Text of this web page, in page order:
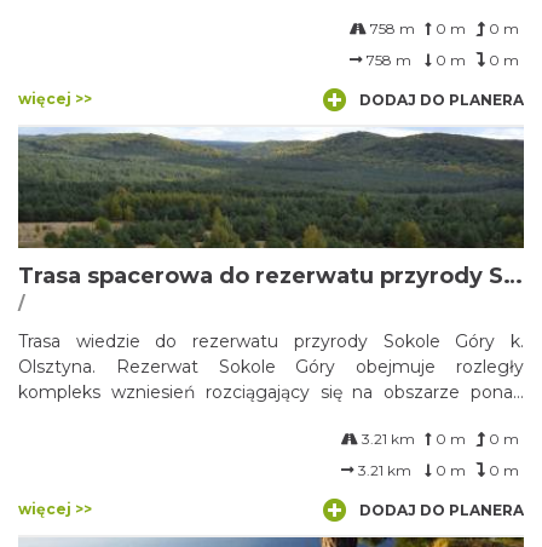
758 m 0 m
0 m
758 m
0 m 0 m
więcej >> DODAJ DO PLANERA
Trasa spacerowa do rezerwatu przyrody Sokole Góry
/
Trasa wiedzie do rezerwatu przyrody Sokole Góry k.
Olsztyna. Rezerwat Sokole Góry obejmuje rozległy
kompleks wzniesień rozciągający się na obszarze ponad
(najwyższe wzniesienie rezerwatu) i Puchacza.
3.21 km 0 m
0 m
3.21 km
0 m 0 m
więcej >> DODAJ DO PLANERA